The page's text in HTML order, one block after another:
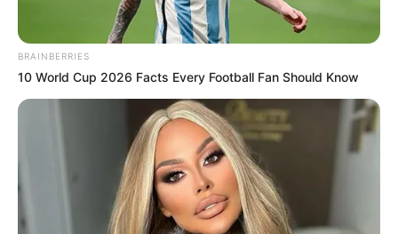
BRAINBERRIES
10 World Cup 2026 Facts Every Football Fan Should Know